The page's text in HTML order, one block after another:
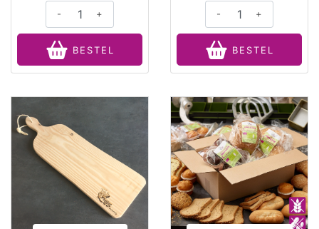
- +
BESTEL
- +
BESTEL